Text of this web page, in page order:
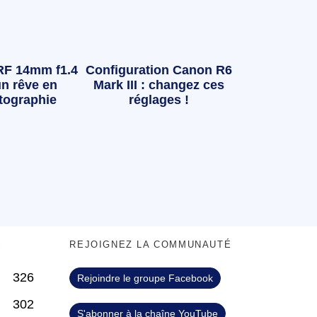
14mm f1.4
rêve en
Configuration Canon R6
Mark III : changez ces
réglages !
326
302
REJOIGNEZ LA COMMUNAUTÉ
Rejoindre le groupe Facebook
S'abonner à la chaîne YouTube